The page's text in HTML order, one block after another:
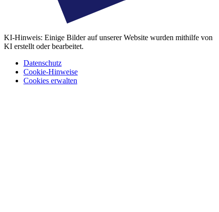
KI-Hinweis: Einige Bilder auf unserer Website wurden mithilfe von
KI erstellt oder bearbeitet.
Datenschutz
Cookie-Hinweise
Cookies erwalten